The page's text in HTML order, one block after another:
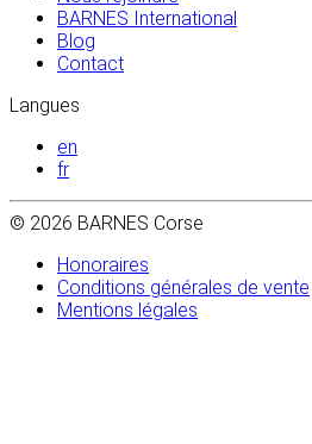
BARNES International
Blog
Contact
Langues
en
fr
© 2026 BARNES Corse
Honoraires
Conditions générales de vente
Mentions légales